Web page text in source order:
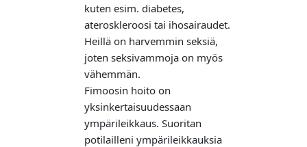
kuten esim. diabetes,
ateroskleroosi tai ihosairaudet.
Heillä on harvemmin seksiä,
joten seksivammoja on myös
vähemmän.
Fimoosin hoito on
yksinkertaisuudessaan
ympärileikkaus. Suoritan
potilailleni ympärileikkauksia